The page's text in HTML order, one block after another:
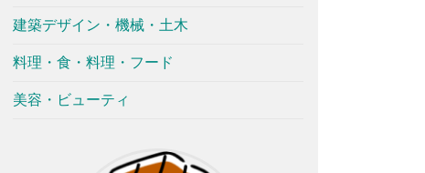
建築デザイン・機械・土木
料理・食・料理・フード
美容・ビューティ